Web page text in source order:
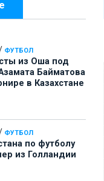
ФУТБОЛ
из Оша под
Байматова
в Казахстане
ФУТБОЛ
по футболу
из Голландии